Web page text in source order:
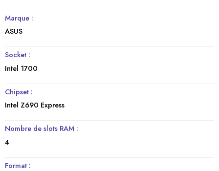
Marque :
ASUS
Socket :
Intel 1700
Chipset :
Intel Z690 Express
Nombre de slots RAM :
4
Format :